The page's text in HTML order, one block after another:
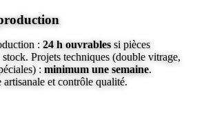
: 24 h ouvrables si pièces
stock. Projets techniques (double vitrage,
: minimum une semaine.
artisanale et contrôle qualité.